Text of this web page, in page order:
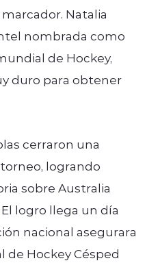
Natalia
nombrada como
de Hockey,
duro para obtener
cerraron una
logrando
sobre Australia
logro llega un día
nacional asegurara
de Hockey Césped